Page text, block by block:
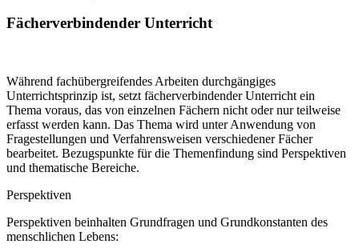
Fächerverbindender Unterricht
Während fachübergreifendes Arbeiten durchgängiges
Unterrichtsprinzip ist, setzt fächerverbindender Unterricht ein
Thema voraus, das von einzelnen Fächern nicht oder nur teilweise
erfasst werden kann. Das Thema wird unter Anwendung von
Fragestellungen und Verfahrensweisen verschiedener Fächer
bearbeitet. Bezugspunkte für die Themenfindung sind Perspektiven
und thematische Bereiche.
Perspektiven
Perspektiven beinhalten Grundfragen und Grundkonstanten des
menschlichen Lebens: